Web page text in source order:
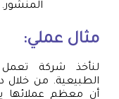
المنشور.
مثال عملي:
لنأخذ شركة
الطبيعية. من
أن معظم عملائها